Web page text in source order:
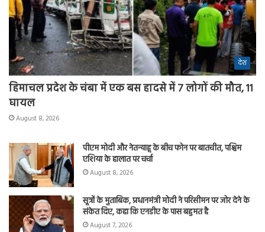
देश
हिमाचल प्रदेश के चंबा में एक बस हादसे में 7 लोगों की मौत, 11
घायल
August 8, 2026
पीएम मोदी और नेतन्याहू के बीच फोन पर बातचीत, पश्चिम
एशिया के हालात पर चर्चा
August 8, 2026
सूत्रों के मुताबिक, प्रधानमंत्री मोदी ने परिसीमन पर जोर देने के
संकेत दिए, कहा कि एनडीए के पास बहुमत है
August 7, 2026